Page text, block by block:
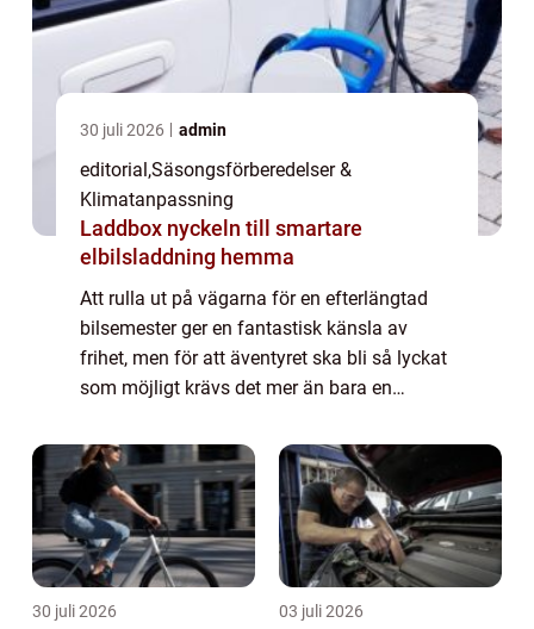
30 juli 2026 admin
editorial,Säsongsförberedelser &
Klimatanpassning
Laddbox nyckeln till smartare
elbilsladdning hemma
Att rulla ut på vägarna för en efterlängtad
bilsemester ger en fantastisk känsla av
frihet, men för att äventyret ska bli så lyckat
som möjligt krävs det mer än bara en
30 juli 2026 03 juli 2026